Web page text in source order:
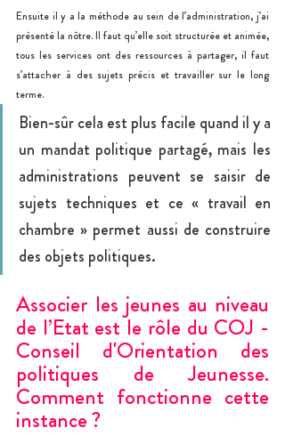
Ensuite il y a la méthode au sein de l’administration, j’ai
présenté la nôtre. Il faut qu’elle soit structurée et animée,
tous les services ont des ressources à partager, il faut
s’attacher à des sujets précis et travailler sur le long
terme.
Bien-sûr cela est plus facile quand il y a
un mandat politique partagé, mais les
administrations peuvent se saisir de
sujets techniques et ce « travail en
chambre » permet aussi de construire
des objets politiques.
Associer les jeunes au niveau
de l’Etat est le rôle du COJ -
Conseil d'Orientation des
politiques de Jeunesse.
Comment fonctionne cette
instance ?